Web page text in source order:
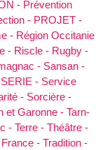
- Prévention
- PROJET -
- Région Occitanie
- Riscle - Rugby -
- Sansan -
SERIE - Service
- Sorcière -
et Garonne - Tarn-
- Terre - Théâtre -
- Tradition -